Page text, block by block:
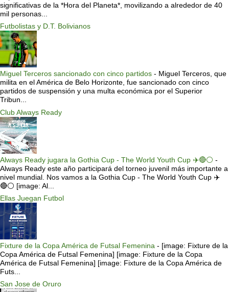
significativas de la *Hora del Planeta*, movilizando a alrededor de 40
mil personas...
Futbolistas y D.T. Bolivianos
Miguel Terceros sancionado con cinco partidos - Miguel Terceros, que
milita en el América de Belo Horizonte, fue sancionado con cinco
partidos de suspensión y una multa económica por el Superior
Tribun...
Club Always Ready
Always Ready jugara la Gothia Cup - The World Youth Cup ✈️🔴⚪️ -
Always Ready este año participará del torneo juvenil más importante a
nivel mundial. Nos vamos a la Gothia Cup - The World Youth Cup ✈️
🔴⚪️ [image: Al...
Ellas Juegan Futbol
Fixture de la Copa América de Futsal Femenina - [image: Fixture de la
Copa América de Futsal Femenina] [image: Fixture de la Copa
América de Futsal Femenina] [image: Fixture de la Copa América de
Futs...
San Jose de Oruro